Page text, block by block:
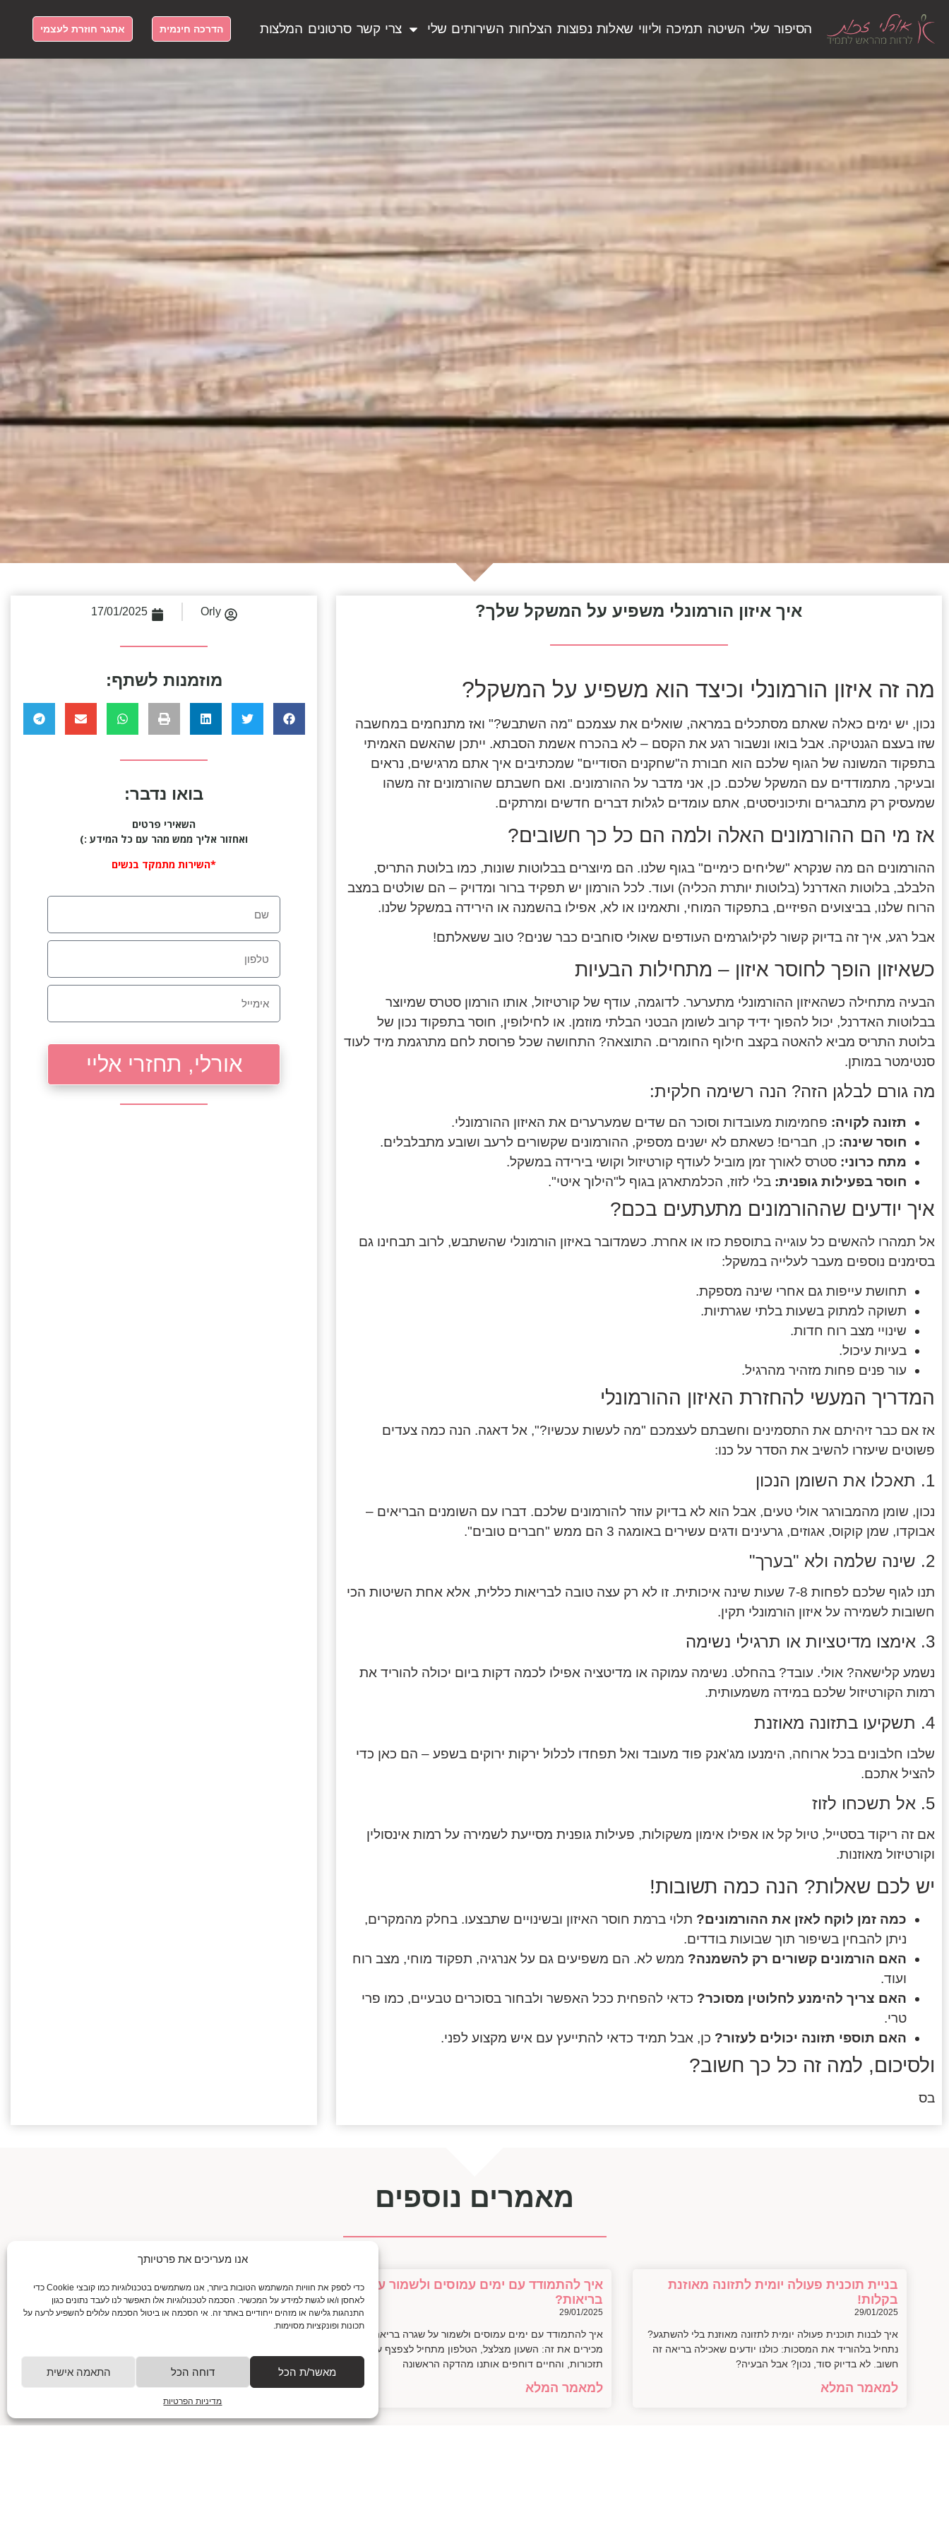
אנו מעריכים את פרטיותך
כדי לספק את חוויות המשתמש הטובות ביותר, אנו משתמשים בטכנולוגיות כמו קובצי Cookie כדי
לאחסן ו/או לגשת למידע על המכשיר. הסכמה לטכנולוגיות אלו תאפשר לנו לעבד נתונים כגון
התנהגות גלישה או מזהים ייחודיים באתר זה. אי הסכמה או ביטול הסכמה עלולים להשפיע לרעה על
תכונות ופונקציות מסוימות.
מאשר/ת הכל דוחה הכל התאמה אישית
מדיניות הפרטיות
הסיפור שלי השיטה תמיכה וליווי שאלות נפוצות הצלחות השירותים שלי צרי קשר סרטונים המלצות הדרכה חינמית אתגר חוזרת לעצמי
איך איזון הורמונלי משפיע על המשקל שלך?
מה זה איזון הורמונלי וכיצד הוא משפיע על המשקל?
נכון, יש ימים כאלה שאתם מסתכלים במראה, שואלים את עצמכם "מה השתבש?" ואז מתנחמים במחשבה
שזו בעצם הגנטיקה. אבל בואו ונשבור רגע את הקסם – לא בהכרח אשמת הסבתא. ייתכן שהאשם האמיתי
בתפקוד המשונה של הגוף שלכם הוא חבורת ה"שחקנים הסודיים" שמכתיבים איך אתם מרגישים, נראים
ובעיקר, מתמודדים עם המשקל שלכם. כן, אני מדבר על ההורמונים. ואם חשבתם שהורמונים זה משהו
שמעסיק רק מתבגרים ותיכוניסטים, אתם עומדים לגלות דברים חדשים ומרתקים.
אז מי הם ההורמונים האלה ולמה הם כל כך חשובים?
ההורמונים הם מה שנקרא "שליחים כימיים" בגוף שלנו. הם מיוצרים בבלוטות שונות, כמו בלוטת התריס,
הלבלב, בלוטות האדרנל (בלוטות יותרת הכליה) ועוד. לכל הורמון יש תפקיד ברור ומדויק – הם שולטים במצב
הרוח שלנו, בביצועים הפיזיים, בתפקוד המוחי, ותאמינו או לא, אפילו בהשמנה או הירידה במשקל שלנו.
אבל רגע, איך זה בדיוק קשור לקילוגרמים העודפים שאולי סוחבים כבר שנים? טוב ששאלתם!
כשאיזון הופך לחוסר איזון – מתחילות הבעיות
הבעיה מתחילה כשהאיזון ההורמונלי מתערער. לדוגמה, עודף של קורטיזול, אותו הורמון סטרס שמיוצר
בבלוטות האדרנל, יכול להפוך ידיד קרוב לשומן הבטני הבלתי מוזמן. או לחילופין, חוסר בתפקוד נכון של
בלוטת התריס מביא להאטה בקצב חילוף החומרים. התוצאה? התחושה שכל פרוסת לחם מתרגמת מיד לעוד
סנטימטר במותן.
מה גורם לבלגן הזה? הנה רשימה חלקית:
תזונה לקויה: פחמימות מעובדות וסוכר הם שדים שמערערים את האיזון ההורמונלי.
חוסר שינה: כן, חברים! כשאתם לא ישנים מספיק, ההורמונים שקשורים לרעב ושובע מתבלבלים.
מתח כרוני: סטרס לאורך זמן מוביל לעודף קורטיזול וקושי בירידה במשקל.
חוסר בפעילות גופנית: בלי לזוז, הכלמתארגן בגוף ל"הילוך איטי".
איך יודעים שההורמונים מתעתעים בכם?
אל תמהרו להאשים כל עוגייה בתוספת כזו או אחרת. כשמדובר באיזון הורמונלי שהשתבש, לרוב תבחינו גם
בסימנים נוספים מעבר לעלייה במשקל:
תחושת עייפות גם אחרי שינה מספקת.
תשוקה למתוק בשעות בלתי שגרתיות.
שינויי מצב רוח חדות.
בעיות עיכול.
עור פנים פחות מזהיר מהרגיל.
המדריך המעשי להחזרת האיזון ההורמונלי
אז אם כבר זיהיתם את התסמינים וחשבתם לעצמכם "מה לעשות עכשיו?", אל דאגה. הנה כמה צעדים
פשוטים שיעזרו להשיב את הסדר על כנו:
1. תאכלו את השומן הנכון
נכון, שומן מהמבורגר אולי טעים, אבל הוא לא בדיוק עוזר להורמונים שלכם. דברו עם השומנים הבריאים –
אבוקדו, שמן קוקוס, אגוזים, גרעינים ודגים עשירים באומגה 3 הם ממש "חברים טובים".
2. שינה שלמה ולא "בערך"
תנו לגוף שלכם לפחות 7-8 שעות שינה איכותית. זו לא רק עצה טובה לבריאות כללית, אלא אחת השיטות הכי
חשובות לשמירה על איזון הורמונלי תקין.
3. אימצו מדיטציות או תרגילי נשימה
נשמע קלישאה? אולי. עובד? בהחלט. נשימה עמוקה או מדיטציה אפילו לכמה דקות ביום יכולה להוריד את
רמות הקורטיזול שלכם במידה משמעותית.
4. תשקיעו בתזונה מאוזנת
שלבו חלבונים בכל ארוחה, הימנעו מג'אנק פוד מעובד ואל תפחדו לכלול ירקות ירוקים בשפע – הם כאן כדי
להציל אתכם.
5. אל תשכחו לזוז
אם זה ריקוד בסטייל, טיול קל או אפילו אימון משקולות, פעילות גופנית מסייעת לשמירה על רמות אינסולין
וקורטיזול מאוזנות.
יש לכם שאלות? הנה כמה תשובות!
כמה זמן לוקח לאזן את ההורמונים? תלוי ברמת חוסר האיזון ובשינויים שתבצעו. בחלק מהמקרים,
ניתן להבחין בשיפור תוך שבועות בודדים.
האם הורמונים קשורים רק להשמנה? ממש לא. הם משפיעים גם על אנרגיה, תפקוד מוחי, מצב רוח
ועוד.
האם צריך להימנע לחלוטין מסוכר? כדאי להפחית ככל האפשר ולבחור בסוכרים טבעיים, כמו פרי
טרי.
האם תוספי תזונה יכולים לעזור? כן, אבל תמיד כדאי להתייעץ עם איש מקצוע לפני.
ולסיכום, למה זה כל כך חשוב?
בס
Orly
17/01/2025
מוזמנות לשתף:
בואו נדבר:
השאירי פרטים
ואחזור אליך ממש מהר עם כל המידע :)
*השירות מתמקד בנשים
אורלי, תחזרי אליי
מאמרים נוספים
בניית תוכנית פעולה יומית לתזונה מאוזנת
בקלות!
29/01/2025
איך לבנות תוכנית פעולה יומית לתזונה מאוזנת בלי להשתגע?
נתחיל בלהוריד את המסכות: כולנו יודעים שאכילה בריאה זה
חשוב. לא בדיוק סוד, נכון? אבל הבעיה?
למאמר המלא
איך להתמודד עם ימים עמוסים ולשמור על
בריאות?
29/01/2025
איך להתמודד עם ימים עמוסים ולשמור על שגרה בריאה כולנו
מכירים את זה: השעון מצלצל, הטלפון מתחיל לצפצף עם
תזכורות, והחיים דוחפים אותנו מהדקה הראשונה
למאמר המלא
גלה את טכניקות המעקב אחרי תחושות רעב
ושובע
29/01/2025
למאמר המלא